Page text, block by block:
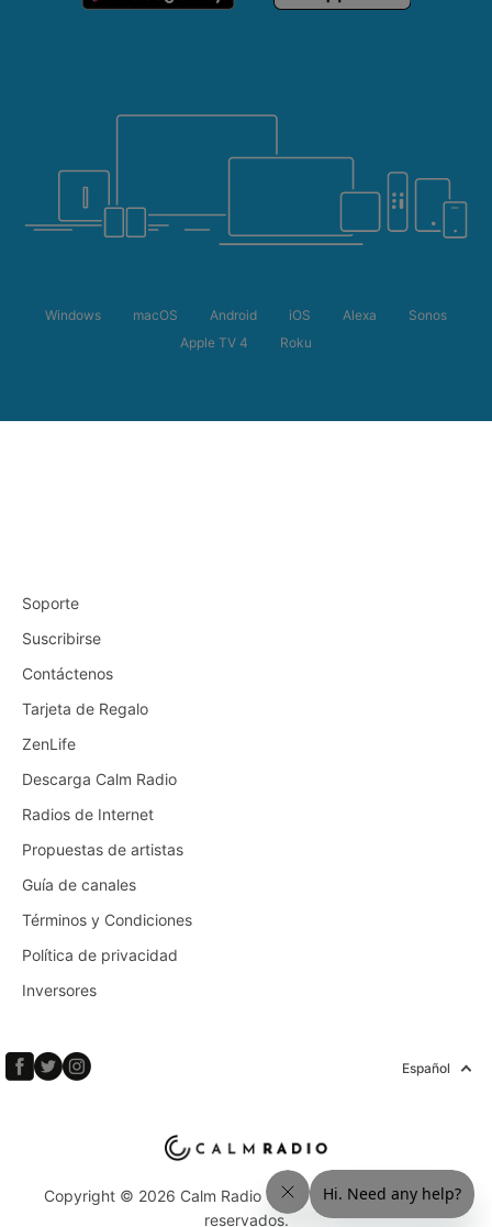
Windows macOS Android iOS Alexa
Sonos
Apple TV 4
Roku
Soporte
Suscribirse
Contáctenos
Tarjeta de Regalo
ZenLife
Descarga Calm Radio
Radios de Internet
Propuestas de artistas
Guía de canales
Términos y Condiciones
Política de privacidad
Inversores
Español
Copyright © 2026 Calm Radio Corp. Todos los derechos
reservados.